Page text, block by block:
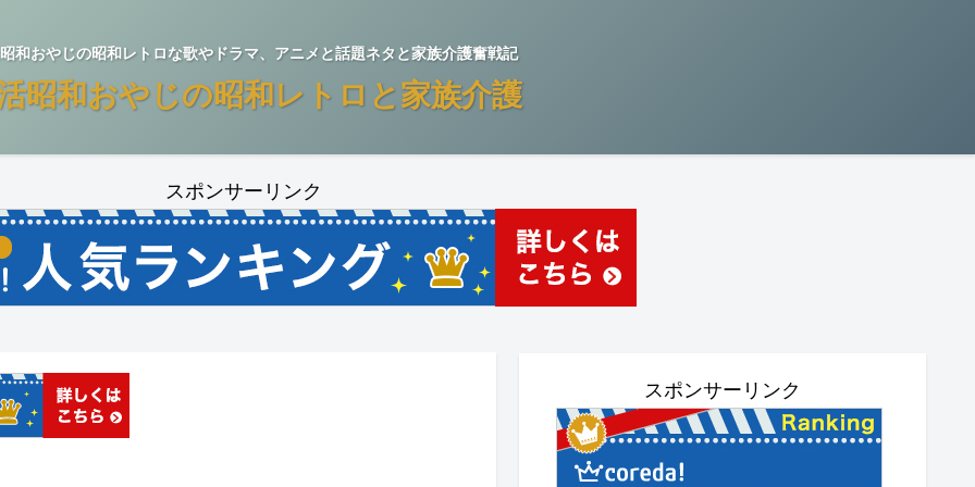
和おやじの昭和レトロな歌やドラマ、アニメと話題ネタと家族介護奮戦記
昭和おやじの昭和レトロと家族介護
スポンサーリンク
スポンサーリンク